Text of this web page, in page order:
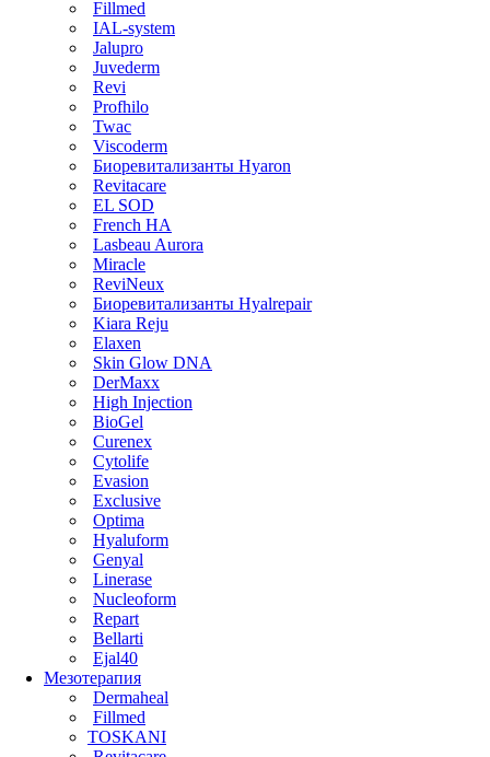
Fillmed
IAL-system
Jalupro
Juvederm
Revi
Profhilo
Twac
Viscoderm
Биоревитализанты Hyaron
Revitacare
EL SOD
French HA
Lasbeau Aurora
Miracle
ReviNeux
Биоревитализанты Hyalrepair
Kiara Reju
Elaxen
Skin Glow DNA
DerMaxx
High Injection
BioGel
Curenex
Cytolife
Evasion
Exclusive
Optima
Hyaluform
Genyal
Linerase
Nucleoform
Repart
Bellarti
Ejal40
Мезотерапия
Dermaheal
Fillmed
TOSKANI